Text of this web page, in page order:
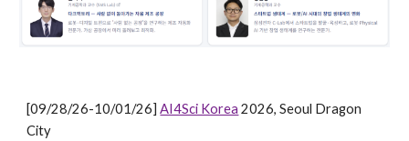
[09/28/26-10/01/26]AI4Sci Korea 2026, Seoul Dragon
City